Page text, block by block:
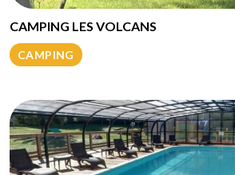
CAMPING LES VOLCANS
CAMPING